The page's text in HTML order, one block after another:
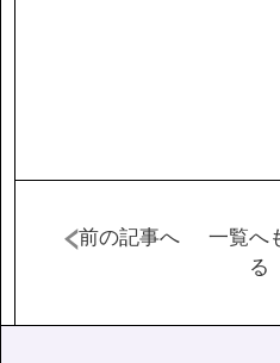
前の記事へ
一覧へ
る